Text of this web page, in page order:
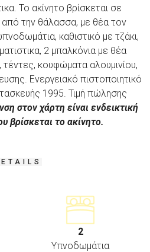
Το ακίνητο βρίσκεται σε
την θάλασσα, με θέα τον
καθιστικό με τζάκι,
2 μπαλκόνια με θέα
κουφώματα αλουμινίου,
Ενεργειακό πιστοποιητικό
1995. Τιμή πώλησης
στον χάρτη είναι ενδεικτική
βρίσκεται το ακίνητο.
2
Υπνοδωμάτια